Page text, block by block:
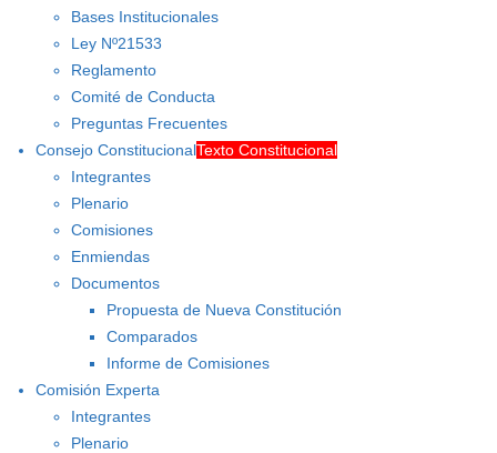
Bases Institucionales
Ley Nº21533
Reglamento
Comité de Conducta
Preguntas Frecuentes
Consejo ConstitucionalTexto Constitucional
Integrantes
Plenario
Comisiones
Enmiendas
Documentos
Propuesta de Nueva Constitución
Comparados
Informe de Comisiones
Comisión Experta
Integrantes
Plenario